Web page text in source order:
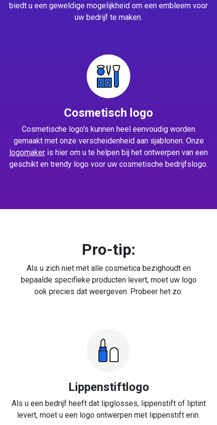
biedt u een geweldige mogelijkheid om een embleem voor
uw bedrijf te maken.
Cosmetisch logo
Cosmetische logo's kunnen heel eenvoudig worden
gemaakt met onze verscheidenheid aan sjablonen. Onze
logomaker is hier om u te helpen bij het ontwerpen van een
geschikt en trendy logo voor uw cosmetische bedrijfslogo.
Pro-tip:
Als u zich niet met alle cosmetica bezighoudt en
bepaalde specifieke producten levert, moet uw logo
ook precies dat weergeven. Probeer het zo:
Lippenstiftlogo
Als u een bedrijf heeft dat lipglosses, lippenstift of liptint
levert, moet u een logo ontwerpen met lippenstift erin.